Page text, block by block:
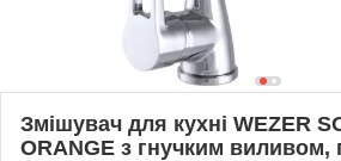
Змішувач для кухні WEZER
ORANGE з гнучким виливом,